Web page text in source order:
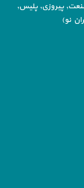
پیروزی, پلیس,
نو)